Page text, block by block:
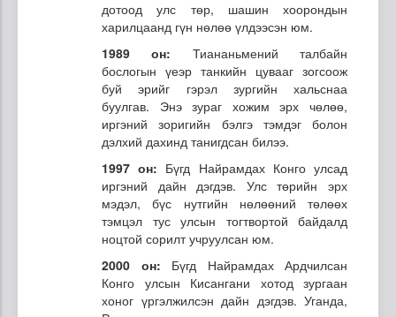
дотоод улс төр, шашин хоорондын
харилцаанд гүн нөлөө үлдээсэн юм.
1989 он: Тиананьмений талбайн
бослогын үеэр танкийн цувааг зогсоож
буй эрийг гэрэл зургийн хальснаа
буулгав. Энэ зураг хожим эрх чөлөө,
иргэний зоригийн бэлгэ тэмдэг болон
дэлхий дахинд танигдсан билээ.
1997 он: Бүгд Найрамдах Конго улсад
иргэний дайн дэгдэв. Улс төрийн эрх
мэдэл, бүс нутгийн нөлөөний төлөөх
тэмцэл тус улсын тогтвортой байдалд
ноцтой сорилт учруулсан юм.
2000 он: Бүгд Найрамдах Ардчилсан
Конго улсын Кисангани хотод зургаан
хоног үргэлжилсэн дайн дэгдэв. Уганда,